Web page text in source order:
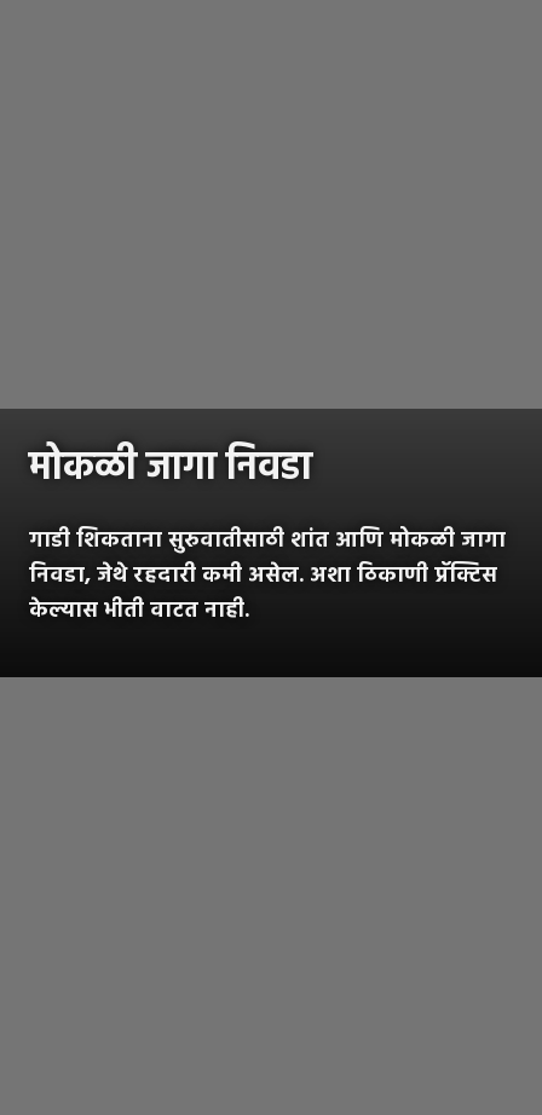
मोकळी जागा निवडा
गाडी शिकताना सुरुवातीसाठी शांत आणि मोकळी जागा
निवडा, जेथे रहदारी कमी असेल. अशा ठिकाणी प्रॅक्टिस
केल्यास भीती वाटत नाही.